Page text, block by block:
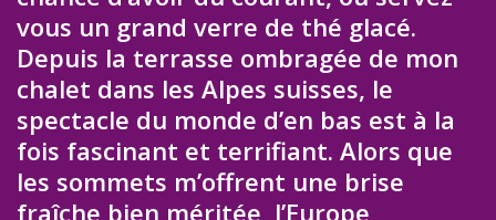
vous un grand verre de thé glacé.
Depuis la terrasse ombragée de mon
chalet dans les Alpes suisses, le
spectacle du monde d’en bas est à la
fois fascinant et terrifiant. Alors que
les sommets m’offrent une brise
fraîche bien méritée, l’Europe